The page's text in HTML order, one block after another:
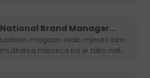
National Brand Manager
Juicy-ja je muškarac mjeseca
po izboru LadiesIn magazina!
LadiesIn magazin svaki mjesec bira
muškarca mjeseca pa je tako naš...